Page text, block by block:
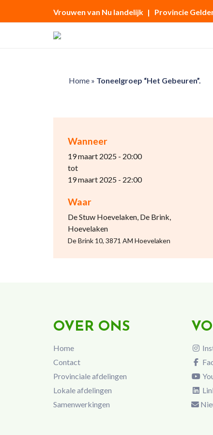
Vrouwen van Nu landelijk | Provincie
Home» Toneelgroep “Het Gebeuren”.
Wanneer
19 maart 2025 - 20:00
tot
19 maart 2025 - 22:00
Waar
De Stuw Hoevelaken, De Brink,
Hoevelaken
De Brink 10, 3871 AM Hoevelaken
OVER ONS
Home
Contact
Provinciale afdelingen
Lokale afdelingen
Samenwerkingen